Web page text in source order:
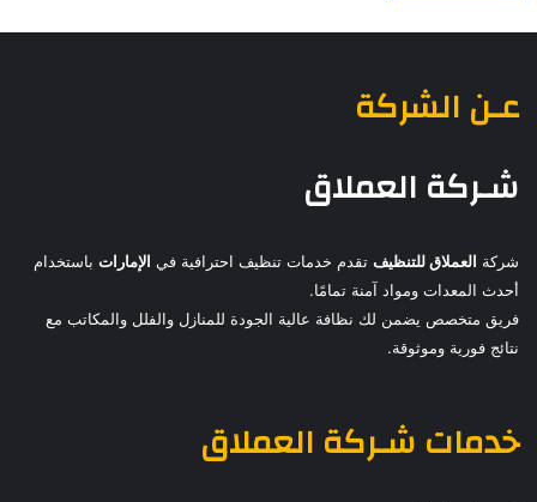
عـن الشركة
شـركة العملاق
شركة العملاق للتنظيف تقدم خدمات تنظيف احترافية في الإمارات باستخدام
أحدث المعدات ومواد آمنة تمامًا.
فريق متخصص يضمن لك نظافة عالية الجودة للمنازل والفلل والمكاتب مع
نتائج فورية وموثوقة.
خدمات شـركة العملاق